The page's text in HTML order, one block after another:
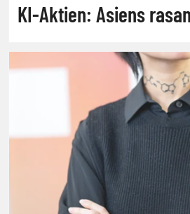
KI-Aktien: Asiens